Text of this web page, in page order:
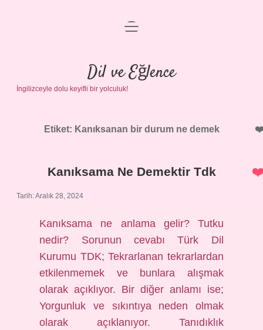
Anasayfa
Gizlilik Politikası
Yasal Uyarı
menüyü
Dil ve Eğlence
İngilizceyle dolu keyifli bir yolculuk!
Etiket: Kanıksanan bir durum ne demek
Kanıksama Ne Demektir Tdk
Tarih: Aralık 28, 2024
Kanıksama ne anlama gelir? Tutku
nedir? Sorunun cevabı Türk Dil
Kurumu TDK; Tekrarlanan tekrarlardan
etkilenmemek ve bunlara alışmak
olarak açıklıyor. Bir diğer anlamı ise;
Yorgunluk ve sıkıntıya neden olmak
olarak açıklanıyor. Tanıdıklık